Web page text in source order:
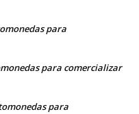
para
para comercializar
para